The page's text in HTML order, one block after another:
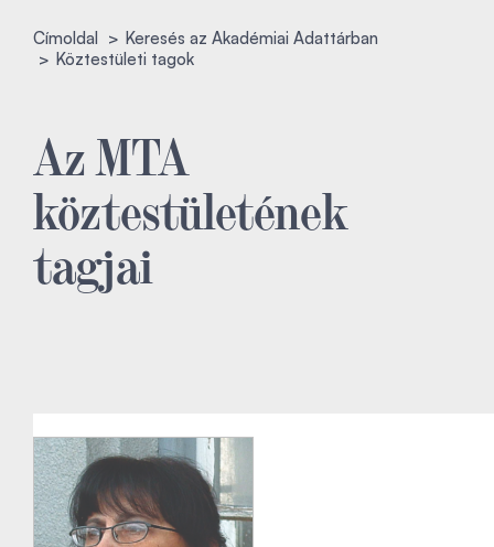
Címoldal
Keresés az Akadémiai Adattárban
Köztestületi tagok
Az MTA
köztestületének
tagjai